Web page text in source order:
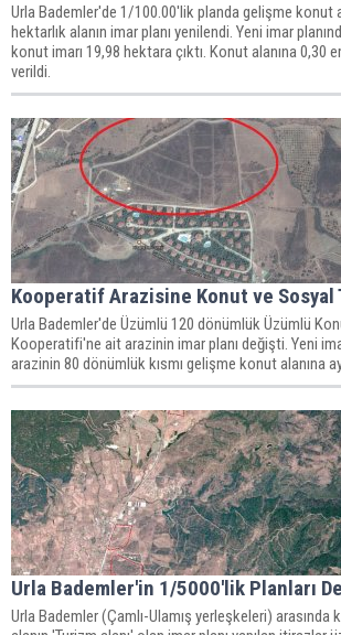
Urla Bademler'de 1/100.00'lik planda gelişme konut
hektarlık alanın imar planı yenilendi. Yeni imar
konut imarı 19,98 hektara çıktı. Konut alanına 0,30
verildi.
Kooperatif Arazisine Konut ve Sosyal
Urla Bademler'de Üzümlü 120 dönümlük Üzümlü
Kooperatifi'ne ait arazinin imar planı değişti. Yeni
arazinin 80 dönümlük kısmı gelişme konut alanına
Urla Bademler'in 1/5000'lik Planları
Urla Bademler (Çamlı-Ulamış yerleşkeleri) arasında